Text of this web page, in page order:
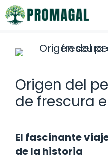
Saltar
al
Origen del
de frescura
El fascinante
de la historia